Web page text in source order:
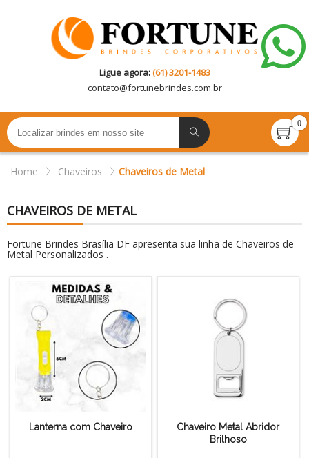
Ligue agora:(61) 3201-1483
contato@fortunebrindes.com.br
0
Home Chaveiros Chaveiros de Metal
CHAVEIROS DE METAL
Fortune Brindes Brasília DF apresenta sua linha de Chaveiros de
Metal Personalizados .
Lanterna com Chaveiro
Chaveiro Metal Abridor
Brilhoso